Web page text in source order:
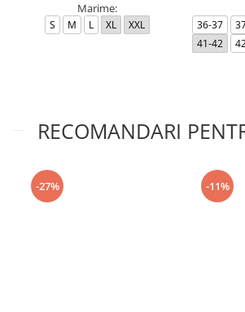
Marime:
S M L XL XXL 36-37
41-42
RECOMANDARI
-27% -11%